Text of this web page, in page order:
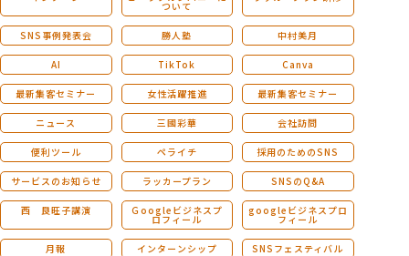
ついて
SNS事例発表会 勝人塾 中村美月
AI TikTok Canva
最新集客セミナー 女性活躍推進 最新集客セミナー
ニュース 三國彩華 会社訪問
便利ツール ペライチ 採用のためのSNS
サービスのお知らせ ラッカープラン SNSのQ&A
西 良旺子講演 Ｇoogleビジネスプ
ロフィール
googleビジネスプロ
フィール
月報 インターンシップ SNSフェスティバル